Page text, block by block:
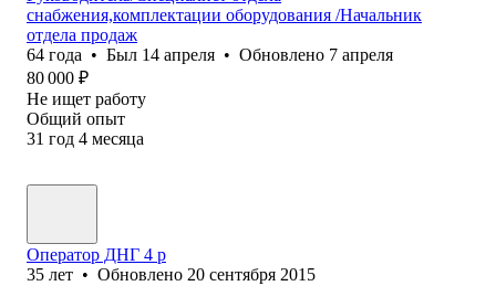
снабжения,комплектации оборудования /Начальник
отдела продаж
64 года • Был 14 апреля • Обновлено 7 апреля
80 000 ₽
Не ищет работу
Общий опыт
31 год 4 месяца
Оператор ДНГ 4 р
35 лет • Обновлено 20 сентября 2015